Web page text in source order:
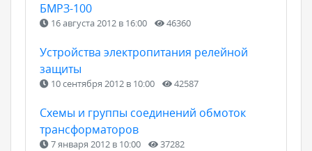
БМРЗ-100
16 августа 2012 в 16:00 46360
Устройства электропитания релейной
защиты
10 сентября 2012 в 10:00 42587
Схемы и группы соединений обмоток
трансформаторов
7 января 2012 в 10:00 37282